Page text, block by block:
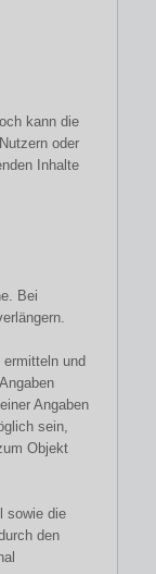
kann die
oder
Inhalte
Bei
und
Angaben
sein,
Objekt
sowie die
den